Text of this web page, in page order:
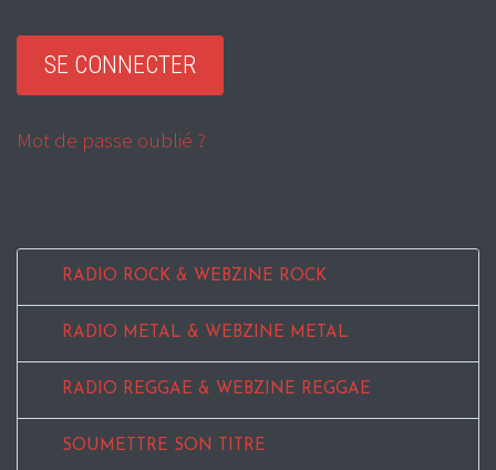
Mot de passe oublié ?
RADIO ROCK & WEBZINE ROCK
RADIO METAL & WEBZINE METAL
RADIO REGGAE & WEBZINE REGGAE
SOUMETTRE SON TITRE